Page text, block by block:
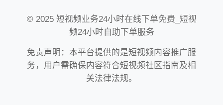
© 2025 短视频业务24小时在线下单免费_短视
频24小时自助下单服务
免责声明：本平台提供的是短视频内容推广服
务，用户需确保内容符合短视频社区指南及相
关法律法规。